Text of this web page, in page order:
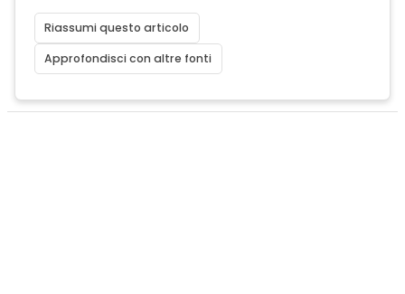
Riassumi questo articolo
Approfondisci con altre fonti